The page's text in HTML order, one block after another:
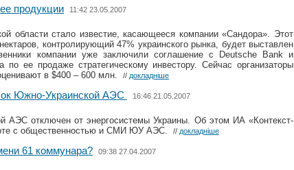
продукции 11:42 23.05.2007
области стало известие, касающееся компании «Сандора». Этот
контролирующий 47% украинского рынка, будет выставлен
компании уже заключили соглашение с Deutsche Bank и
по ее продаже стратегическому инвестору. Сейчас организаторы
в $400 – 600 млн.
// докладніше
Южно-Украинской АЭС 16:46 21.05.2007
АЭС отключен от энергосистемы Украины. Об этом ИА «Контекст-
с общественностью и СМИ ЮУ АЭС.
// докладніше
61 коммунара? 09:38 27.04.2007